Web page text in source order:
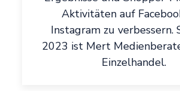
Aktivitäten auf
Instagram zu verbessern.
2023 ist Mert
Einzelhandel.